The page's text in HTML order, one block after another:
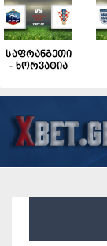
საფრანგეთი
- ხორვატია